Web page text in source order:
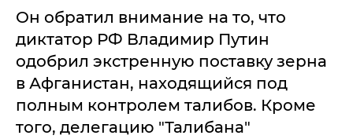
Он обратил внимание на то, что
диктатор РФ Владимир Путин
одобрил экстренную поставку зерна
в Афганистан, находящийся под
полным контролем талибов. Кроме
того, делегацию "Талибана"